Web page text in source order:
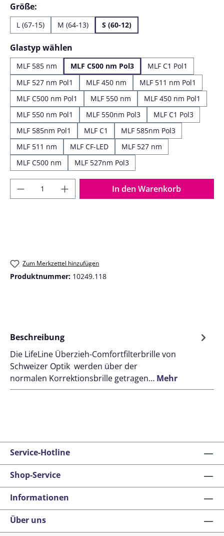
Größe:
L (67-15) M (64-13) S (60-12)
Glastyp wählen
MLF 585 nm MLF C500 nm Pol3
MLF C1 Pol1
MLF 527 nm Pol1
MLF 450 nm
MLF 511 nm Pol1
MLF C500 nm Pol1
MLF 550 nm
MLF 450 nm Pol1
MLF 550 nm Pol1
MLF 550nm Pol3
MLF C1 Pol3
MLF 585nm Pol1
MLF C1
MLF 585nm Pol3
MLF 511 nm
MLF CF-LED
MLF 527 nm
MLF C500 nm
MLF 527nm Pol3
Produkt Anzahl: Gib den gewünschten
In den Warenkorb
Zum Merkzettel hinzufügen
Produktnummer: 10249.118
Beschreibung
Die LifeLine Überzieh-Comfortfilterbrille von
Schweizer Optik werden über der
normalen Korrektionsbrille getragen… Mehr
Service-Hotline
Shop-Service
Informationen
Über uns